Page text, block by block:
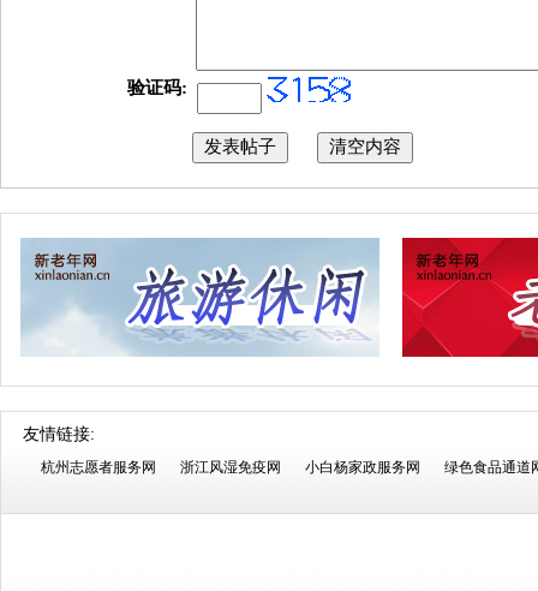
验证码:
友情链接:
杭州志愿者服务网 浙江风湿免疫网 小白杨家政服务网 绿色食品通道